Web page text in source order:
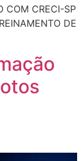
COM CRECI-SP
DE